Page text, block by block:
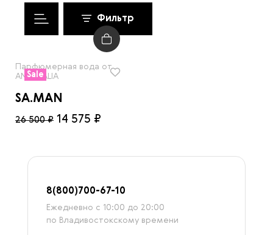
Фильтр
Sale
Парфюмерная вода от
ANOMALIA
SA.MAN
14 575 ₽
26 500 ₽
8(800)700-67-10
Ежедневно с 10:00 до 20:00
по Владивостокскому времени